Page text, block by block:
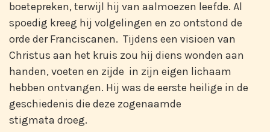
boetepreken, terwijl hij van aalmoezen leefde. Al
spoedig kreeg hij volgelingen en zo ontstond de
orde der Franciscanen. Tijdens een visioen van
Christus aan het kruis zou hij diens wonden aan
handen, voeten en zijde in zijn eigen lichaam
hebben ontvangen. Hij was de eerste heilige in de
geschiedenis die deze zogenaamde
stigmata droeg.